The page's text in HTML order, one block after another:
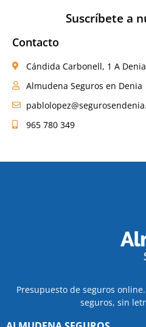
Suscríbete a
Contacto
Cándida Carbonell, 1 A
Almudena Seguros en Denia
965 780 349
Presupuesto de seguros
seguros, sin